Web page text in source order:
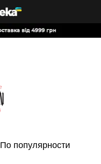
По популярности